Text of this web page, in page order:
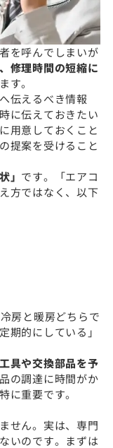
を呼んでしまいが
修理時間の短縮に
す。
伝えるべき情報
に伝えておきたい
用意しておくこと
提案を受けること
」 です。「エアコ
方ではなく、以下
房と暖房どちらで
期的にしている」
具や交換部品を予
の調達に時間がか
に重要です。
せん。実は、専門
いのです。まずは